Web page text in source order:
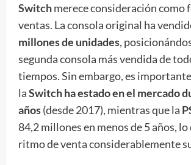
Switchmerece consideración como
ventas. La consola original ha
millones de unidades,
segunda consola más vendida de
tiempos. Sin embargo, es
laSwitch ha estado en el mercado
años(desde 2017), mientras que la
84,2 millones en menos de 5 años,
ritmo de venta considerablemente